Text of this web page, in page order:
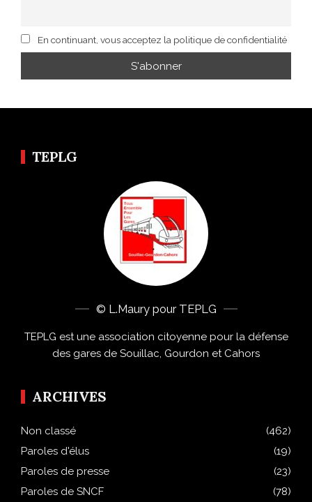
En continuant, vous acceptez la politique de confidentialité
TEPLG
© L.Maury pour TEPLG
TEPLG est une association citoyenne pour la défense
des gares de Souillac, Gourdon et Cahors
ARCHIVES
Non classé
(462)
Paroles d'élus
(19)
Paroles de presse
(23)
Paroles de SNCF
(78)